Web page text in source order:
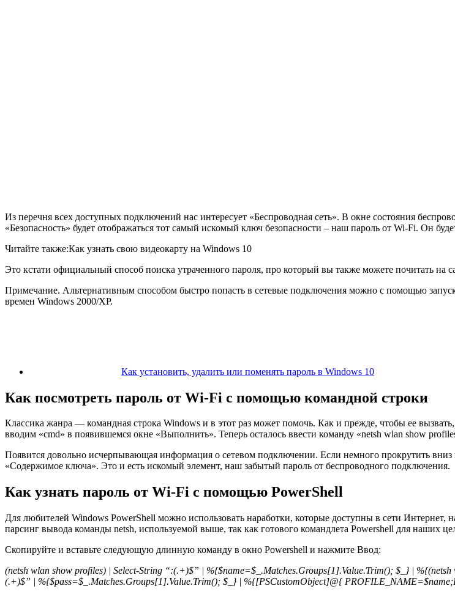
Из перечня всех доступных подключений нас интересует «Беспроводная сеть». В окне состояния
«Безопасность» будет отображаться тот самый искомый ключ безопасности – наш пароль от Wi-Fi. Он
Читайте также:Как узнать свою видеокарту на Windows 10
Это кстати официальный способ поиска утраченного пароля, про который вы также можете почитать
Примечание. Альтернативным способом быстро попасть в сетевые подключения можно с помощью
времен Windows 2000/XP.
Как установить, удалить или поменять пароль в Windows 10
Как посмотреть пароль от Wi-Fi с помощью командной строки
Классика жанра — командная строка Windows и в этот раз может помочь. Как и прежде, чтобы ее
вводим «cmd» в появившемся окне «Выполнить». Теперь осталось ввести команду «netsh wlan show
Появится довольно исчерпывающая информация о сетевом подключении. Если немного прокрутить
«Содержимое ключа». Это и есть искомый элемент, наш забытый пароль от беспроводного подключения.
Как узнать пароль от Wi-Fi c помощью PowerShell
Для любителей Windows PowerShell можно использовать наработки, которые доступны в сети Интернет,
парсинг вывода команды netsh, используемой выше, так как готового командлета Powershell для наших
Скопируйте и вставьте следующую длинную команду в окно Powershell и нажмите Ввод:
(netsh wlan show profiles) | Select-String “:(.+)$” | %{$name=$_.Matches.Groups[1].Value.Trim(); $_} |
(.+)$” | %{$pass=$_.Matches.Groups[1].Value.Trim(); $_} | %{[PSCustomObject]@{